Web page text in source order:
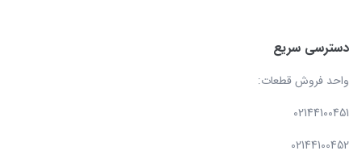
دسترسی سریع
واحد فروش قطعات:
02144100451
02144100452